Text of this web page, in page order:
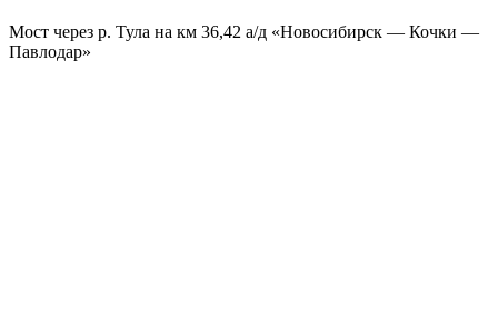
Мост через р. Тула на км 36,42 а/д «Новосибирск — Кочки —
Павлодар»